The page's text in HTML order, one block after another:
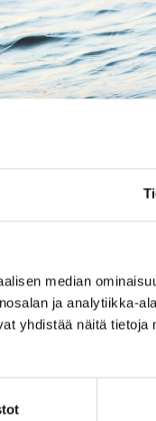
median
ja analytiikka-
yhdistää näitä tietoja